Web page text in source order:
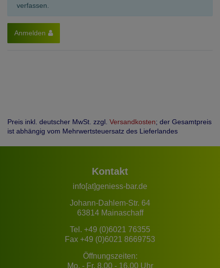
verfassen.
Anmelden
Preis inkl. deutscher MwSt. zzgl. Versandkosten; der Gesamtpreis
ist abhängig vom Mehrwertsteuersatz des Lieferlandes
Kontakt
info[at]geniess-bar.de
Johann-Dahlem-Str. 64
63814 Mainaschaff
Tel. +49 (0)6021 76355
Fax +49 (0)6021 8669753
Öffnungszeiten:
Mo. - Fr. 8.00 - 16.00 Uhr